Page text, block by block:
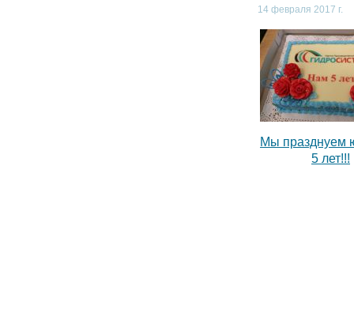
14 февраля 2017 г.
Мы празднуем
5 лет!!!